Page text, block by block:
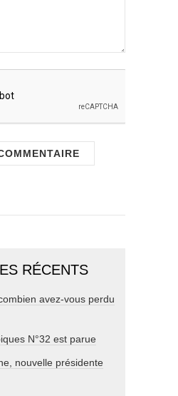
RÉCENTS
avez-vous perdu
N°32 est parue
nouvelle présidente